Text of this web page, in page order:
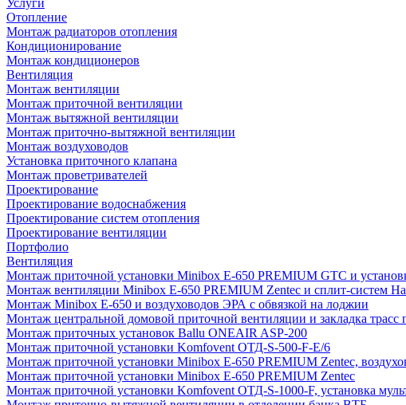
Услуги
Отопление
Монтаж радиаторов отопления
Кондиционирование
Монтаж кондиционеров
Вентиляция
Монтаж вентиляции
Монтаж приточной вентиляции
Монтаж вытяжной вентиляции
Монтаж приточно-вытяжной вентиляции
Монтаж воздуховодов
Установка приточного клапана
Монтаж проветривателей
Проектирование
Проектирование водоснабжения
Проектирование систем отопления
Проектирование вентиляции
Портфолио
Вентиляция
Монтаж приточной установки Minibox E-650 PREMIUM GTC и
Монтаж вентиляции Minibox E-650 PREMIUM Zentec и сплит-систем
Монтаж Minibox E-650 и воздуховодов ЭРА с обвязкой на лоджии
Монтаж центральной домовой приточной вентиляции и закладка трасс
Монтаж приточных установок Ballu ONEAIR ASP-200
Монтаж приточной установки Komfovent ОТД-S-500-F-E/6
Монтаж приточной установки Minibox E-650 PREMIUM Zentec,
Монтаж приточной установки Minibox E-650 PREMIUM Zentec
Монтаж приточной установки Komfovent ОТД-S-1000-F, установка